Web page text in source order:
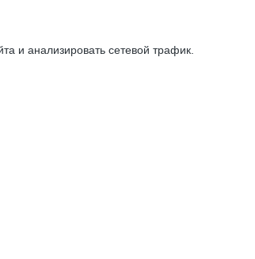
и анализировать сетевой трафик.